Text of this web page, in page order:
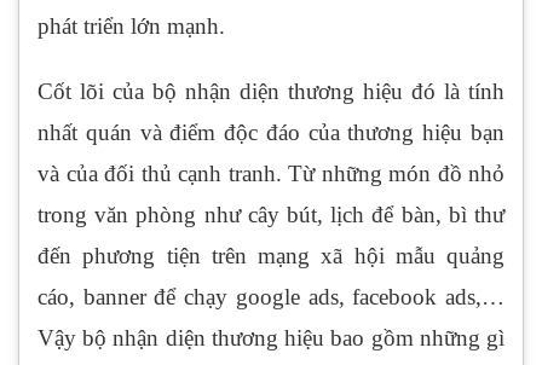
phát triển lớn mạnh.
Cốt lõi của bộ nhận diện thương hiệu đó là tính
nhất quán và điểm độc đáo của thương hiệu bạn
và của đối thủ cạnh tranh. Từ những món đồ nhỏ
trong văn phòng như cây bút, lịch để bàn, bì thư
đến phương tiện trên mạng xã hội mẫu quảng
cáo, banner để chạy google ads, facebook ads,…
Vậy bộ nhận diện thương hiệu bao gồm những gì